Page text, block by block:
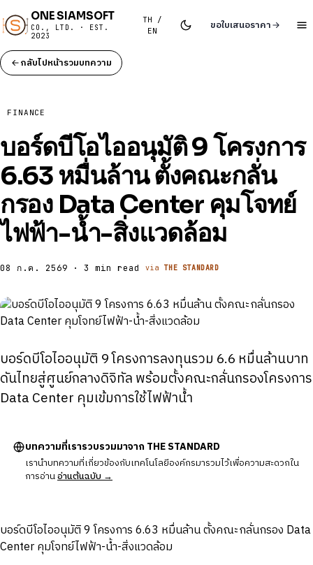
ONE SIAMSOFT
CO., LTD. · EST.
2023
TH /
EN
ขอใบเสนอราคา
กลับไปหน้ารวมบทความ
FINANCE
บอร์ดบีโอไออนุมัติ 9 โครงการ
6.63 หมื่นล้าน ตั้งคณะกลั่น
กรอง Data Center คุมโจทย์
ไฟฟ้า-น้ำ-สิ่งแวดล้อม
08 ก.ค. 2569 · 3 min read via THE STANDARD
บอร์ดบีโอไออนุมัติ 9 โครงการลงทุนรวม 6.6 หมื่นล้านบาท
ดันไทยสู่ศูนย์กลางดิจิทัล พร้อมตั้งคณะกลั่นกรองโครงการ
Data Center คุมเข้มการใช้ไฟฟ้าน้ำ
บทความที่เรารวบรวมมาจาก THE STANDARD
เรานำบทความที่เกี่ยวข้องกับเทคโนโลยีองค์กรมารวมไว้เพื่อความสะดวกใน
การอ่านอ่านต้นฉบับ →
บอร์ดบีโอไออนุมัติ 9 โครงการ 6.63 หมื่นล้าน ตั้งคณะกลั่นกรอง Data
Center คุมโจทย์ไฟฟ้า-น้ำ-สิ่งแวดล้อม